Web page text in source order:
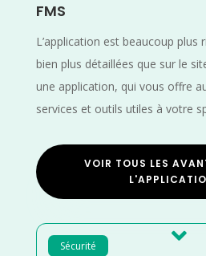
FMS
L’application est beaucoup plus
bien plus détaillées que sur le
une application, qui vous offre
services et outils utiles à votre
VOIR TOUS LES
Sécurité 